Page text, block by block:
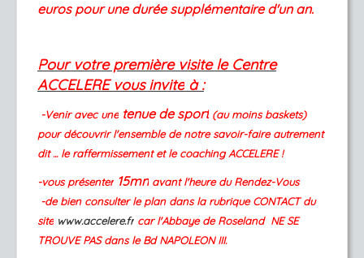
euros pour une durée supplémentaire d'un an.
Pour votre première visite le Centre
ACCELERE vous invite à :
-Venir avec une tenue de sport (au moins baskets)
pour découvrir l'ensemble de notre savoir-faire autrement
dit ... le raffermissement et le coaching ACCELERE !
-vous présenter 15mn avant l'heure du Rendez-Vous
-de bien consulter le plan dans la rubrique CONTACT du
site www.accelere.fr car l'Abbaye de Roseland NE SE
TROUVE PAS dans le Bd NAPOLEON III.